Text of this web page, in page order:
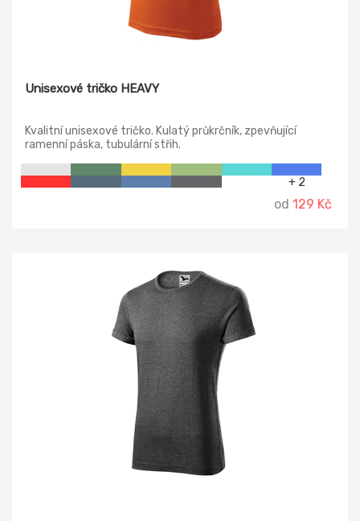
Unisexové tričko HEAVY
Kvalitní unisexové tričko. Kulatý průkrčník, zpevňující
ramenní páska, tubulární střih.
+ 2
od 129 Kč